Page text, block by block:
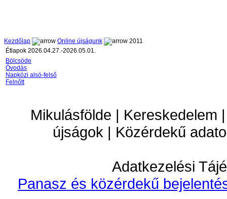
Kezdőlap Online újságunk
2011
Étlapok 2026.04.27.-2026.05.01.
Bölcsöde
Óvodás
Napközi alsó-felső
Felnőtt
Mikulásfölde | Kereskedelem
újságok | Közérdekű
Adatkezelési
Panasz és közérdekű